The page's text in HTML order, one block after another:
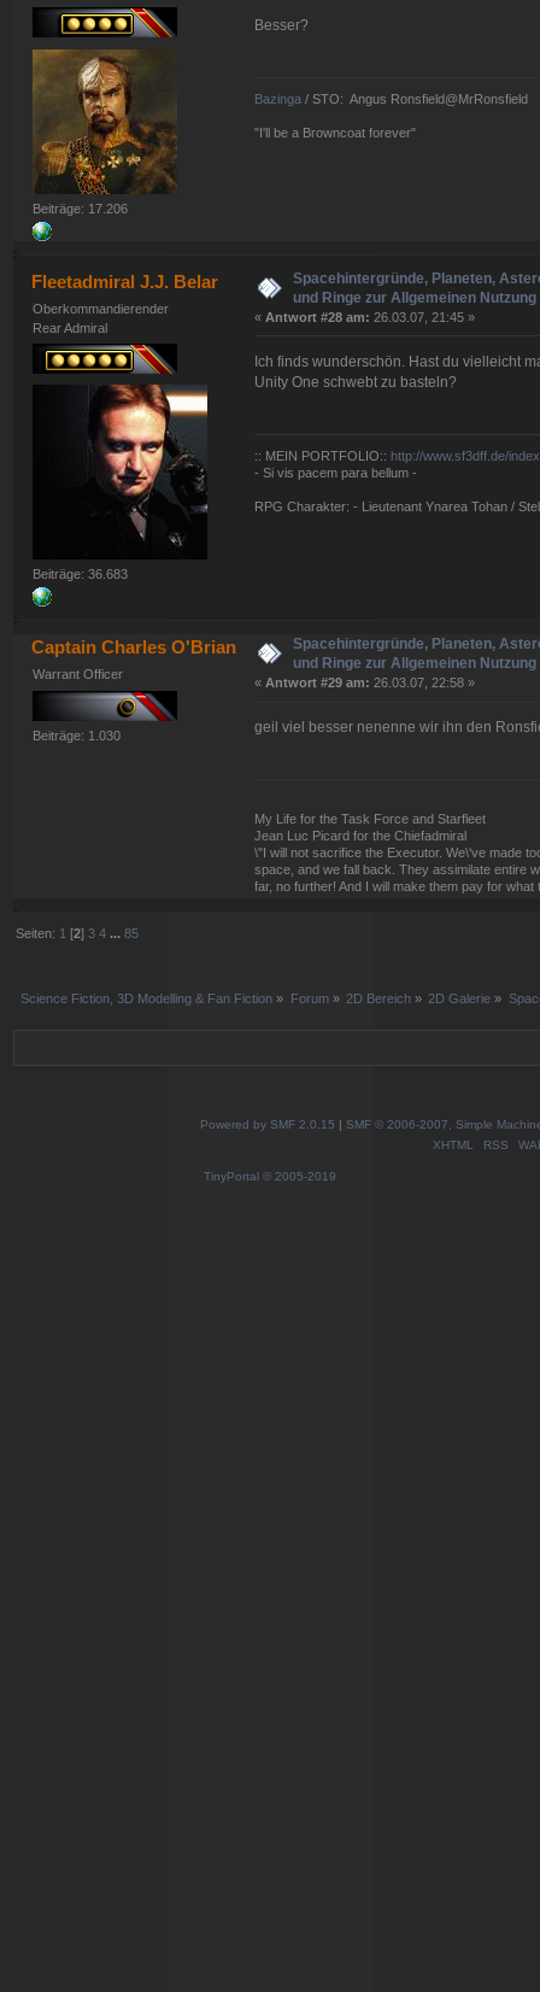
Beiträge: 17.206
Besser?
Bazinga/ STO: Angus Ronsfield@MrRonsfield
"I'll be a Browncoat forever"
Fleetadmiral J.J. Belar
Oberkommandierender
Rear Admiral
Beiträge: 36.683
Spacehintergründe, Planeten,
und Ringe zur Allgemeinen
« Antwort #28 am: 26.03.07, 21:45 »
Ich finds wunderschön. Hast du vielleicht
Unity One schwebt zu basteln?
:: MEIN PORTFOLIO:: http://www.sf3dff.de/
- Si vis pacem para bellum -
RPG Charakter: - Lieutenant Ynarea Tohan /
Captain Charles O'Brian
Warrant Officer
Beiträge: 1.030
Spacehintergründe, Planeten,
und Ringe zur Allgemeinen
« Antwort #29 am: 26.03.07, 22:58 »
geil viel besser nenenne wir ihn den
My Life for the Task Force and Starfleet
Jean Luc Picard for the Chiefadmiral
\"I will not sacrifice the Executor. We\'ve made
space, and we fall back. They assimilate entire
far, no further! And I will make them pay for what
Seiten: 1 [2]3 4 ...85
Science Fiction, 3D Modelling & Fan Fiction » Forum» 2D Bereich » 2D Galerie »
Powered by SMF 2.0.15 | SMF © 2006-2007, Simple
XHTML
RSS
TinyPortal © 2005-2019